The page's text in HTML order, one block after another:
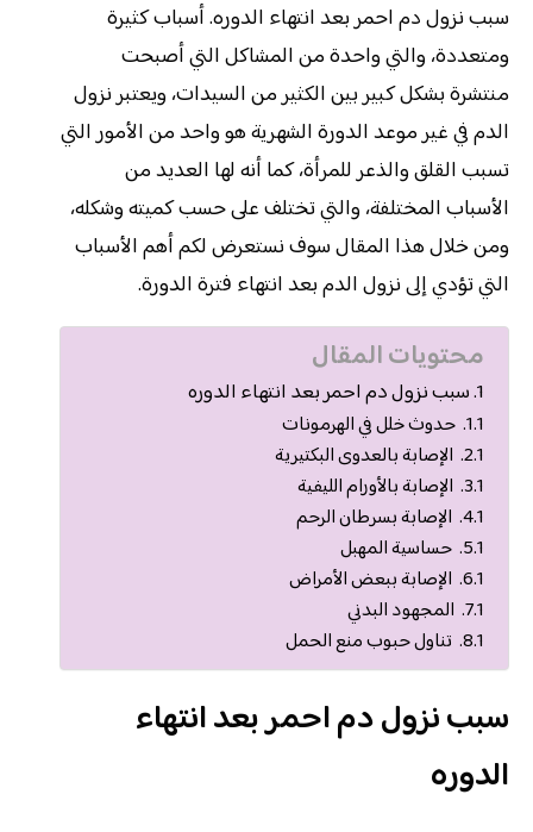
سبب نزول دم احمر بعد انتهاء الدوره. أسباب كثيرة
ومتعددة، والتي واحدة من المشاكل التي أصبحت
منتشرة بشكل كبير بين الكثير من السيدات، ويعتبر نزول
الدم في غير موعد الدورة الشهرية هو واحد من الأمور التي
تسبب القلق والذعر للمرأة، كما أنه لها العديد من
الأسباب المختلفة، والتي تختلف على حسب كميته وشكله،
ومن خلال هذا المقال سوف نستعرض لكم أهم الأسباب
التي تؤدي إلى نزول الدم بعد انتهاء فترة الدورة.
محتويات المقال
سبب نزول دم احمر بعد انتهاء الدوره
حدوث خلل في الهرمونات
الإصابة بالعدوى البكتيرية
الإصابة بالأورام الليفية
الإصابة بسرطان الرحم
حساسية المهبل
الإصابة ببعض الأمراض
المجهود البدني
تناول حبوب منع الحمل
سبب نزول دم احمر بعد انتهاء
الدوره